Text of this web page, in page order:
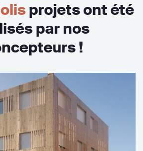
projets ont été
par nos
!